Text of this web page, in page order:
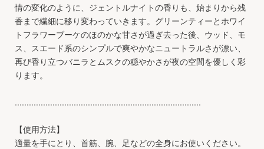
情の変化のように、ジェントルナイトの香りも、始まりから残
香まで繊細に移り変わっていきます。グリーンティーとホワイ
トフラワーブーケのほのかな甘さが過ぎ去った後、ウッド、モ
ス、スエード系のシンプルで爽やかなニュートラルさが漂い、
再び香り立つバニラとムスクの穏やかさが夜の空間を優しく彩
ります。
...............................................................................
【使用方法】
適量を手にとり、首筋、腕、足などの全身にお使いください。